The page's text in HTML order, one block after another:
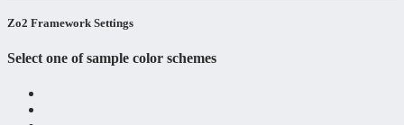
Zo2 Framework Settings
Select one of sample color schemes